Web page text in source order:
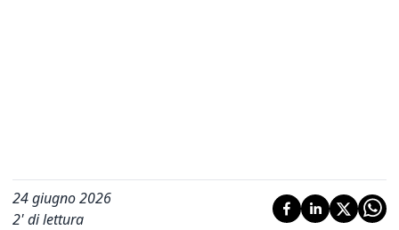
24 giugno 2026
2' di lettura